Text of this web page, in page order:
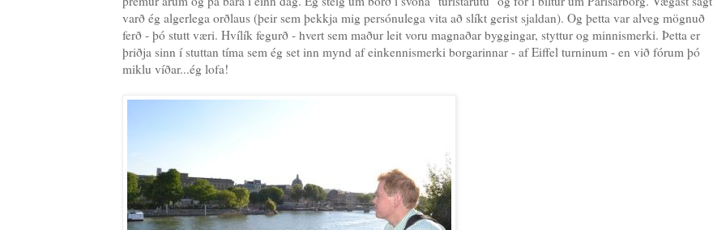
varð ég algerlega orðlaus (þeir sem þekkja mig persónulega vita að slíkt gerist sjaldan). Og þetta var alveg mögnuð
ferð - þó stutt væri. Hvílík fegurð - hvert sem maður leit voru magnaðar byggingar, styttur og minnismerki. Þetta er
þriðja sinn í stuttan tíma sem ég set inn mynd af einkennismerki borgarinnar - af Eiffel turninum - en við fórum þó
miklu víðar...ég lofa!